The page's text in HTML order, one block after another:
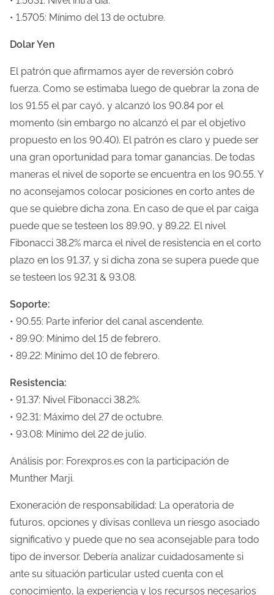
• 1.5705: Mínimo del 13 de octubre.
Dolar Yen
El patrón que afirmamos ayer de reversión cobró
fuerza. Como se estimaba luego de quebrar la zona de
los 91.55 el par cayó, y alcanzó los 90.84 por el
momento (sin embargo no alcanzó el par el objetivo
propuesto en los 90.40). El patrón es claro y puede ser
una gran oportunidad para tomar ganancias. De todas
maneras el nivel de soporte se encuentra en los 90.55. Y
no aconsejamos colocar posiciones en corto antes de
que se quiebre dicha zona. En caso de que el par caiga
puede que se testeen los 89.90, y 89.22. El nivel
Fibonacci 38.2% marca el nivel de resistencia en el corto
plazo en los 91.37, y si dicha zona se supera puede que
se testeen los 92.31 & 93.08.
Soporte:
• 90.55: Parte inferior del canal ascendente.
• 89.90: Mínimo del 15 de febrero.
• 89.22: Mínimo del 10 de febrero.
Resistencia:
• 91.37: Nivel Fibonacci 38.2%.
• 92.31: Máximo del 27 de octubre.
• 93.08: Mínimo del 22 de julio.
Análisis por: Forexpros.es con la participación de
Munther Marji.
Exoneración de responsabilidad: La operatoria de
futuros, opciones y divisas conlleva un riesgo asociado
significativo y puede que no sea aconsejable para todo
tipo de inversor. Debería analizar cuidadosamente si
ante su situación particular usted cuenta con el
conocimiento, la experiencia y los recursos necesarios